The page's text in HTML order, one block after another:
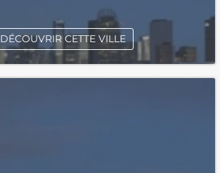
DÉCOUVRIR CETTE VILLE